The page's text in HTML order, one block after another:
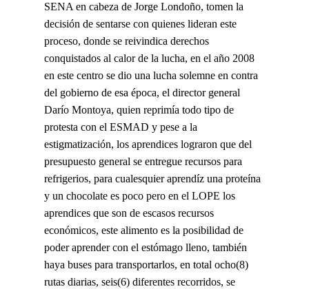
SENA en cabeza de Jorge Londoño, tomen la
decisión de sentarse con quienes lideran este
proceso, donde se reivindica derechos
conquistados al calor de la lucha, en el año 2008
en este centro se dio una lucha solemne en contra
del gobierno de esa época, el director general
Darío Montoya, quien reprimía todo tipo de
protesta con el ESMAD y pese a la
estigmatización, los aprendices lograron que del
presupuesto general se entregue recursos para
refrigerios, para cualesquier aprendíz una proteína
y un chocolate es poco pero en el LOPE los
aprendices que son de escasos recursos
económicos, este alimento es la posibilidad de
poder aprender con el estómago lleno, también
haya buses para transportarlos, en total ocho(8)
rutas diarias, seis(6) diferentes recorridos, se